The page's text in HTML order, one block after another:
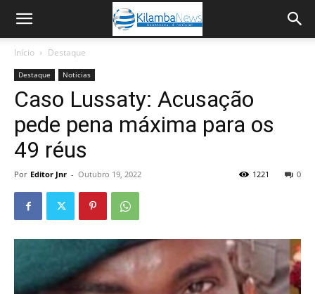
Início Destaque
Destaque Noticias
Caso Lussaty: Acusação
pede pena máxima para os
49 réus
Por Editor Jnr - Outubro 19, 2022 0
1221